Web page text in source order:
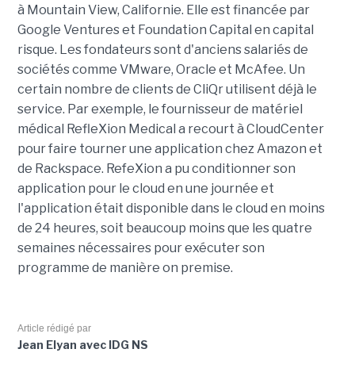
à Mountain View, Californie. Elle est financée par
Google Ventures et Foundation Capital en capital
risque. Les fondateurs sont d'anciens salariés de
sociétés comme VMware, Oracle et McAfee. Un
certain nombre de clients de CliQr utilisent déjà le
service. Par exemple, le fournisseur de matériel
médical RefleXion Medical a recourt à CloudCenter
pour faire tourner une application chez Amazon et
de Rackspace. RefeXion a pu conditionner son
application pour le cloud en une journée et
l'application était disponible dans le cloud en moins
de 24 heures, soit beaucoup moins que les quatre
semaines nécessaires pour exécuter son
programme de manière on premise.
Article rédigé par
Jean Elyan avec IDG NS